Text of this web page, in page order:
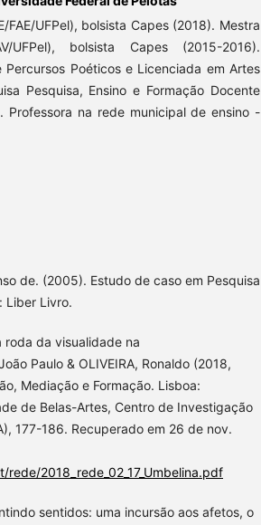
FAE/UFPel), bolsista Capes (2018). Mestra
UFPel), bolsista Capes (2015-2016).
Poéticos e Licenciada em Artes
Pesquisa, Ensino e Formação Docente
Professora na rede municipal de ensino -
de. (2005). Estudo de caso em Pesquisa
Liber Livro.
roda da visualidade na
Paulo & OLIVEIRA, Ronaldo (2018,
Mediação e Formação. Lisboa:
de Belas-Artes, Centro de Investigação
177-186. Recuperado em 26 de nov.
2018_rede_02_17_Umbelina.pdf
sentidos: uma incursão aos afetos, o